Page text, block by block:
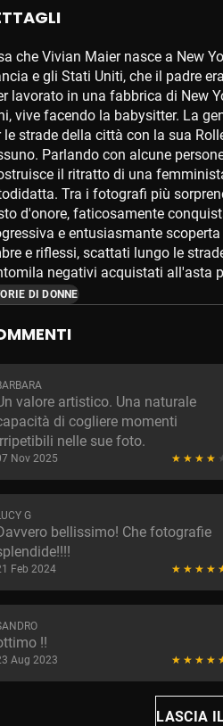
che Vivian Maier nasce a New
e gli Stati Uniti, che il padre
lavorato in una fabbrica di New
vive facendo la babysitter. La
le strade della città con la sua
Parlando con alcune
il ritratto di una
Tra i fotografi più
d'onore, faticosamente
e entusiasmante
e riflessi, scattati lungo le
negativi acquistati all'asta
DI DONNE
valore artistico. Una naturale
di cogliere momenti
nelle sue foto.
Nov 2025
G
bellissimo! Che fotografie
Feb 2024
!!
Aug 2023
LASCIA